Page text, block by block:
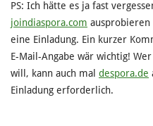
PS: Ich hätte es ja fast
joindiaspora.com
eine Einladung. Ein kurzer
E-Mail-Angabe wär wichtig!
will, kann auch mal despora.de
Einladung erforderlich.